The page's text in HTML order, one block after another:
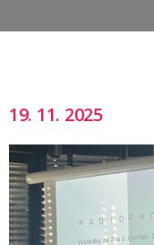
19. 11. 2025